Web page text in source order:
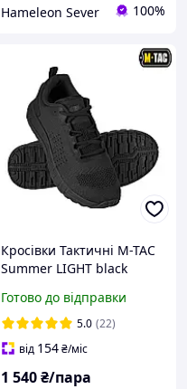
Hameleon Sever 100%
Кросівки Тактичні M-TAC
Summer LIGHT black
Готово до відправки
5.0 (22)
від 154₴/міс
1 540₴/пара